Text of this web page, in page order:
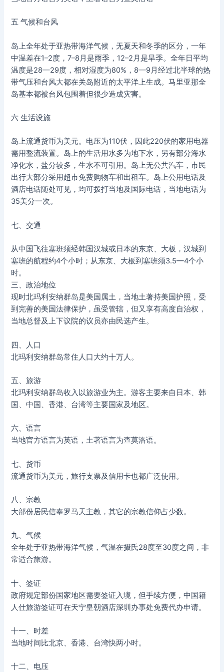
五 气候和台风
岛上全年处于亚热带海洋气候，无夏天和冬季的区分，一年
中温差在1–2度，7–8月是雨季，12–2月是旱季。全年日平均
温度是28—29度，相对湿度为80%，8—9月经过北半球的热
带气压和台风大都在关岛附近的太平洋上生成。马里亚那全
岛基本都被台风包围着但很少造成灾害。
六 生活设施
岛上流通货币为美元。电压为110伏，因此220伏的家用电器
需用整流装置。岛上的生活用水多为地下水，另有部分海水
净化水，盐分较多，生水不可引用。岛上无公共汽车，市民
出行大部分采用超市免费购物车和出租车。岛上公用电话及
酒店电话随处可见，均可拨打当地及国际电话，当地电话为
35美分一次。
七、交通
从中国飞往塞班须经韩国汉城或日本的东京、大板，汉城到
塞班的航程约4个小时；从东京、大板到塞班须3.5—4个小
时。
三、政治地位
现时北玛利安纳群岛是美国属土，当地土著持美国护照，受
到完善的美国法律保护，虽受管辖，但又享有高度自治权，
当地总督及上下议院的议员亦由民选产生。
四、人口
北玛利安纳群岛常住人口大约十万人。
五、旅游
北玛利安纳群岛收入以旅游业为主。游客主要来自日本、韩
国、中国、香港、台湾等主要国家及地区。
六、语言
当地官方语言为英语，土著语言为查莫洛语。
七、货币
流通货币为美元，旅行支票及信用卡也都广泛使用。
八、宗教
大部份居民信奉罗马天主教，其它的宗教信仰占少数。
九、气候
全年处于亚热带海洋气候，气温在摄氏28度至30度之间，非
常适合旅游。
十、签证
政府规定部份国家地区需要签证入境，但手续方便，中国籍
人仕旅游签证可在天宁皇朝酒店深圳办事处免费代办申请。
十一、时差
当地时间比北京、香港、台湾快两小时。
十二、电压